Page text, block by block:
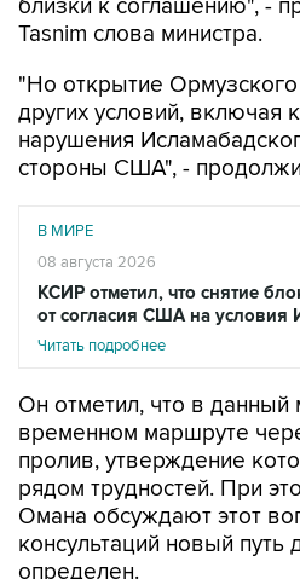
"Но открытие Ормузского
нарушения
стороны США", -
В МИРЕ
КСИР отметил, что снятие
от согласия США на условия
Читать подробнее
Он отметил, что в данный
пролив, утверждение
рядом трудностей. При
Омана обсуждают этот
консультаций новый
определен.
Между тем, CNN сообщает